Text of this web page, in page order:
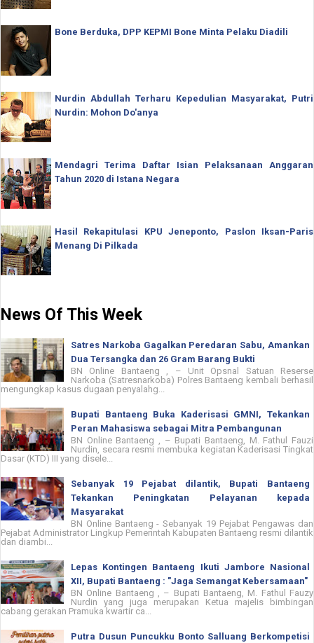
Bone Berduka, DPP KEPMI Bone Minta Pelaku Diadili
Nurdin Abdullah Terharu Kepedulian Masyarakat, Putri
Nurdin: Mohon Do'anya
Mendagri Terima Daftar Isian Pelaksanaan Anggaran
Tahun 2020 di Istana Negara
Hasil Rekapitulasi KPU Jeneponto, Paslon Iksan-Paris
Menang Di Pilkada
News Of This Week
Satres Narkoba Gagalkan Peredaran Sabu, Amankan
Dua Tersangka dan 26 Gram Barang Bukti
BN Online Bantaeng , – Unit Opsnal Satuan Reserse
Narkoba (Satresnarkoba) Polres Bantaeng kembali berhasil
mengungkap kasus dugaan penyalahg...
Bupati Bantaeng Buka Kaderisasi GMNI, Tekankan
Peran Mahasiswa sebagai Mitra Pembangunan
BN Online Bantaeng , – Bupati Bantaeng, M. Fathul Fauzi
Nurdin, secara resmi membuka kegiatan Kaderisasi Tingkat
Dasar (KTD) III yang disele...
Sebanyak 19 Pejabat dilantik, Bupati Bantaeng
Tekankan Peningkatan Pelayanan kepada
Masyarakat
BN Online Bantaeng - Sebanyak 19 Pejabat Pengawas dan
Pejabat Administrator Lingkup Pemerintah Kabupaten Bantaeng resmi dilantik
dan diambi...
Lepas Kontingen Bantaeng Ikuti Jambore Nasional
XII, Bupati Bantaeng : "Jaga Semangat Kebersamaan"
BN Online Bantaeng , – Bupati Bantaeng, M. Fathul Fauzy
Nurdin yang juga merupakan Ketua majelis bimbingan
cabang gerakan Pramuka kwartir ca...
Putra Dusun Puncukku Bonto Salluang Berkompetisi